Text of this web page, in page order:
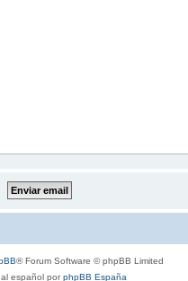
® Forum Software © phpBB Limited
español porphpBB España